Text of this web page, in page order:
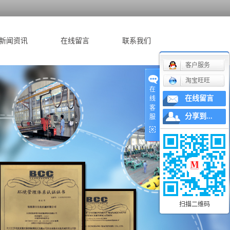
闻资讯
新闻
新闻
知识
在线留言 联系我们
在
线
客
服
客户服务
淘宝旺旺
在线留言
分享到...
扫描二维码